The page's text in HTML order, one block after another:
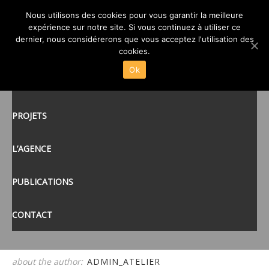
PROJETS
L’AGENCE
PUBLICATIONS
CONTACT
04–ATELIER-CUB3-
BIBLIOTHEQUE-CHEVAIGNE-
35
posté le 5 JAN 2015/
about the author: ADMIN_ATELIER
Nous utilisons des cookies pour vous garantir la meilleure
expérience sur notre site. Si vous continuez à utiliser ce
dernier, nous considérerons que vous acceptez l'utilisation des
cookies.
Ok